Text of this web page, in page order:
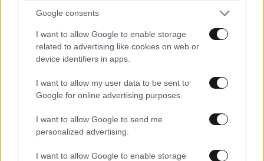
Google consents
I want to allow Google to enable storage
related to advertising like cookies on web or
device identifiers in apps.
I want to allow my user data to be sent to
Google for online advertising purposes.
I want to allow Google to send me
personalized advertising.
I want to allow Google to enable storage